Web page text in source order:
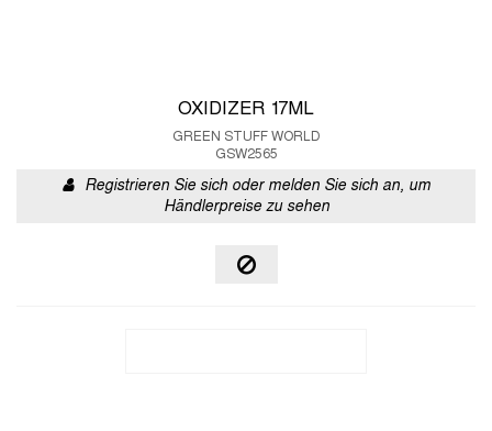
OXIDIZER 17ML
GREEN STUFF WORLD
GSW2565
Registrieren Sie sich oder melden Sie sich an, um
Händlerpreise zu sehen